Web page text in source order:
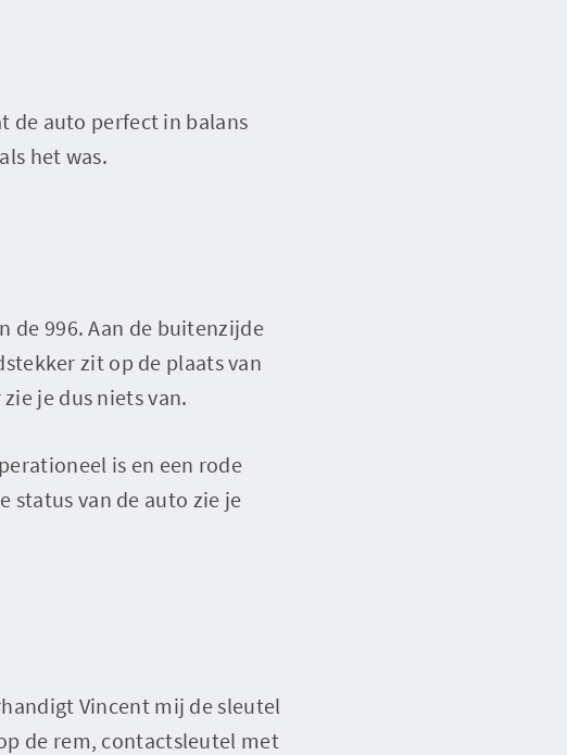
de auto perfect in balans
het was.
de 996. Aan de buitenzijde
zit op de plaats van
je dus niets van.
is en een rode
status van de auto zie je
Vincent mij de sleutel
de rem, contactsleutel met